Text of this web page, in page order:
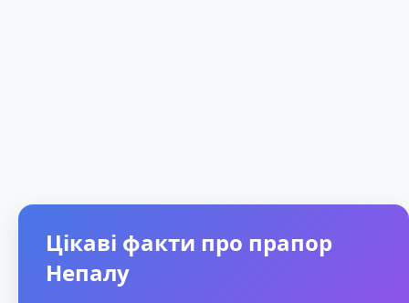
Цікаві факти про прапор
Непалу